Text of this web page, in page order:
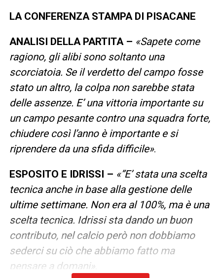
LA CONFERENZA STAMPA DI PISACANE
ANALISI DELLA PARTITA – «Sapete come
ragiono, gli alibi sono soltanto una
scorciatoia. Se il verdetto del campo fosse
stato un altro, la colpa non sarebbe stata
delle assenze. E’ una vittoria importante su
un campo pesante contro una squadra forte,
chiudere così l’anno è importante e si
riprendere da una sfida difficile».
ESPOSITO E IDRISSI – «”E’ stata una scelta
tecnica anche in base alla gestione delle
ultime settimane. Non era al 100%, ma è una
scelta tecnica. Idrissi sta dando un buon
contributo, nel calcio però non dobbiamo
sederci su ciò che abbiamo fatto ma
pensare a domani».